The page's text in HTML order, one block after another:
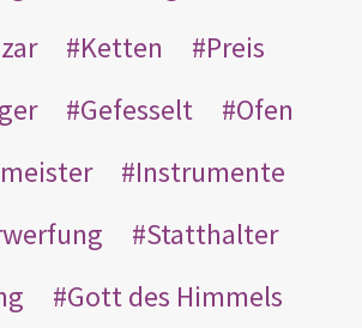
Ketten
Preis
Gefesselt
Ofen
Instrumente
Statthalter
Gott des Himmels